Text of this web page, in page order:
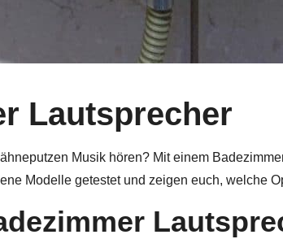
Lautsprecher
Musik hören? Mit einem
Modelle getestet und zeigen euch, welche